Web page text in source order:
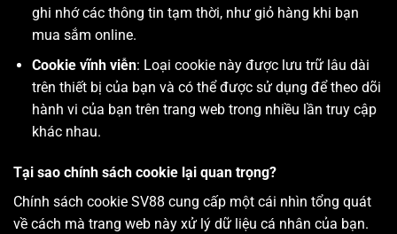
ghi nhớ các thông tin tạm thời, như giỏ hàng khi bạn
mua sắm online.
Cookie vĩnh viễn: Loại cookie này được lưu trữ lâu dài
trên thiết bị của bạn và có thể được sử dụng để theo dõi
hành vi của bạn trên trang web trong nhiều lần truy cập
khác nhau.
Tại sao chính sách cookie lại quan trọng?
Chính sách cookie SV88 cung cấp một cái nhìn tổng quát
về cách mà trang web này xử lý dữ liệu cá nhân của bạn.